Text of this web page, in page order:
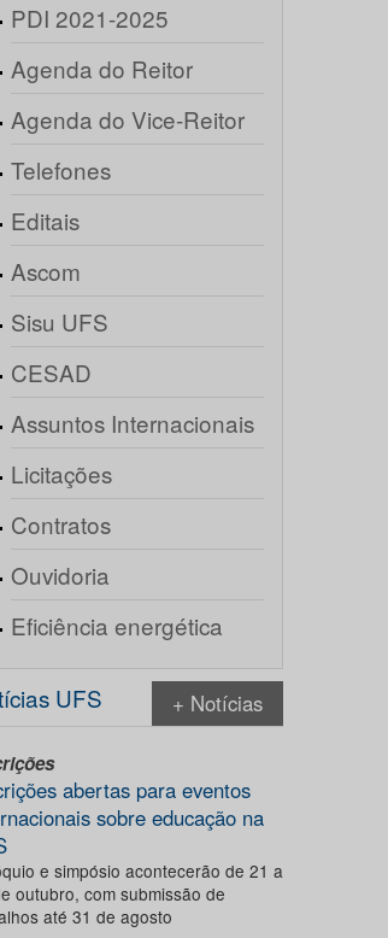
PDI 2021-2025
Agenda do Reitor
Agenda do Vice-Reitor
Telefones
Editais
Ascom
Sisu UFS
CESAD
Assuntos Internacionais
Licitações
Contratos
Ouvidoria
Eficiência energética
UFS + Notícias
abertas para eventos
sobre educação na
e simpósio acontecerão de 21 a
outubro, com submissão de
até 31 de agosto